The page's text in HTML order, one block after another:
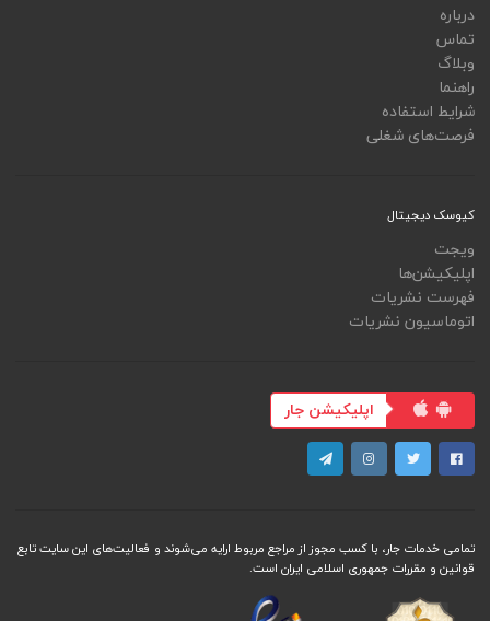
درباره
تماس
وبلاگ
راهنما
شرایط استفاده
فرصت‌های شغلی
کیوسک دیجیتال
ویجت
اپلیکیشن‌ها
فهرست نشریات
اتوماسیون نشریات
اپلیکیشن جار
تمامی خدمات جار، با کسب مجوز از مراجع مربوط ارایه می‌شوند و فعاليت‌های اين سايت تابع
قوانين و مقررات جمهوری اسلامی ايران است.